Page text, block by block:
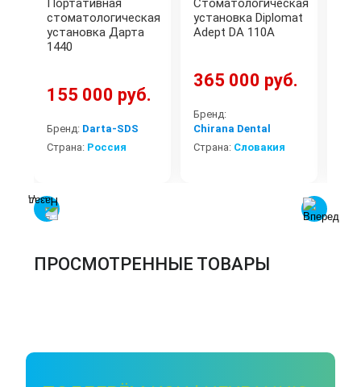
Портативная
стоматологическая
установка Дарта
1440
155 000 руб.
Бренд: Darta-SDS
Страна: Россия
Стоматологическая
установка Diplomat
Adept DA 110A
365 000 руб.
Бренд:
Chirana Dental
Страна: Словакия
ПРОСМОТРЕННЫЕ ТОВАРЫ